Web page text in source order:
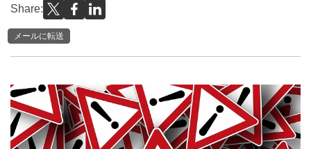
Share:
メールに転送